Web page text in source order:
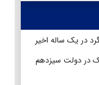
در یک ساله اخیر
در دولت سیزدهم